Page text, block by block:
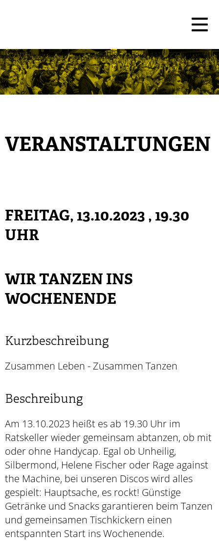
VERANSTALTUNGEN
FREITAG, 13.10.2023 , 19.30
UHR
WIR TANZEN INS
WOCHENENDE
Kurzbeschreibung
Zusammen Leben - Zusammen Tanzen
Beschreibung
Am 13.10.2023 heißt es ab 19.30 Uhr im
Ratskeller wieder gemeinsam abtanzen, ob mit
oder ohne Handycap. Egal ob Unheilig,
Silbermond, Helene Fischer oder Rage against
the Machine, bei unseren Discos wird alles
gespielt: Hauptsache, es rockt! Günstige
Getränke und Snacks garantieren beim Tanzen
und gemeinsamen Tischkickern einen
entspannten Start ins Wochenende.